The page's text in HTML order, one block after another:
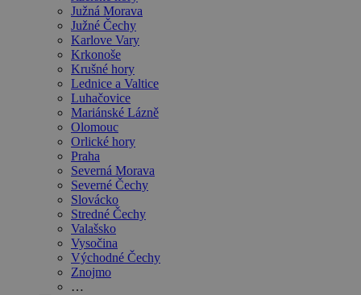
Južná Morava
Južné Čechy
Karlove Vary
Krkonoše
Krušné hory
Lednice a Valtice
Luhačovice
Mariánské Lázně
Olomouc
Orlické hory
Praha
Severná Morava
Severné Čechy
Slovácko
Stredné Čechy
Valašsko
Vysočina
Východné Čechy
Znojmo
…